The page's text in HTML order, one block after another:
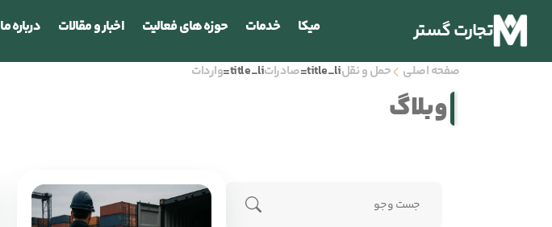
تجارت گستر میکا خدمات حوزه های فعالیت اخبار و مقالات درباره ما
صفحه اصلی حمل و نقلtitle_li= صادراتtitle_li= واردات
وبلاگ